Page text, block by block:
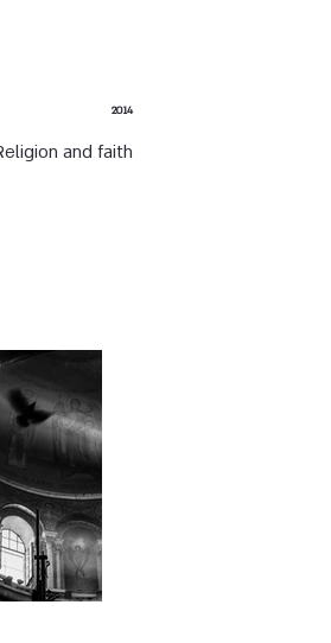
2014
and faith